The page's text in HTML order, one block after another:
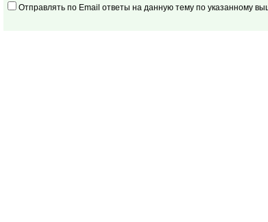
Отправлять по Email ответы на данную тему по указанному